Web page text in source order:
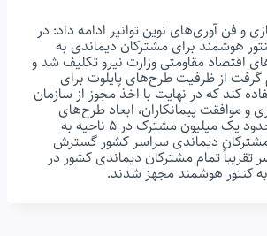
و فن آوری‌های نوین توانیر ادامه داد: در
نصب کنتور هوشمند برای مشترکان دیماندی به
اقتصاد مقاومتی وزارت نیرو تکلیف شد و
از ظرفیت طرح‌های پایلوت برای
کند که در نهایت با اخذ مجوز از سازمان
و موافقت پیمانکاران، ابعاد طرح‌های
پایلوت اصلاح و از حدود یک میلیون مشترک در ٥ ناحیه به
دیماندی سراسر کشور گسترش
تقریباً تمام مشترکان دیماندی کشور در
کنتور هوشمند مجهز شدند.